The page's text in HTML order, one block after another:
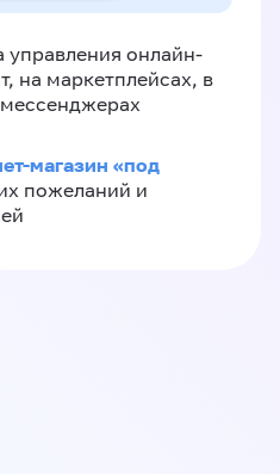
онлайн-
на маркетплейсах, в
магазин «‎под
пожеланий и